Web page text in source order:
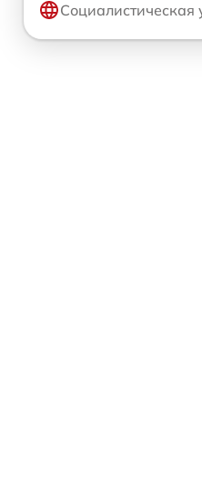
Социалистическая